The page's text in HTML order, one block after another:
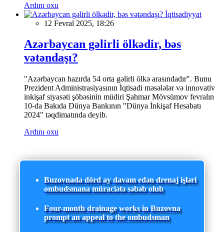
Ardını oxu
İqtisadiyyat
12 Fevral 2025, 18:26
Azərbaycan gəlirli ölkədir, bəs
vətəndaşı?
"Azərbaycan hazırda 54 orta gəlirli ölkə arasındadır". Bunu
Prezident Administrasiyasının İqtisadi məsələlər və innovativ
inkişaf siyasəti şöbəsinin müdiri Şahmar Mövsümov fevralın
10-da Bakıda Dünya Bankının "Dünya İnkişaf Hesabatı
2024" təqdimatında deyib.
Ardını oxu
Buzovnada dörd ay davam edən drenaj işləri
ombudsmana müraciətə səbəb olub
Four-month drainage works in Buzovna
prompt an appeal to the ombudsman